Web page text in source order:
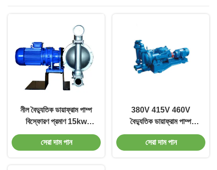
নীল বৈদ্যুতিক ডায়াফ্রাম পাম্প
বিস্ফোরণ প্রমাণ 15kw
ডায়াফ্রাম জল পাম্প
সেরা দাম পান
380V 415V 460V
বৈদ্যুতিক ডায়াফ্রাম পাম্প
0.75kw-15kw উচ্চ দক্ষতা
সেরা দাম পান